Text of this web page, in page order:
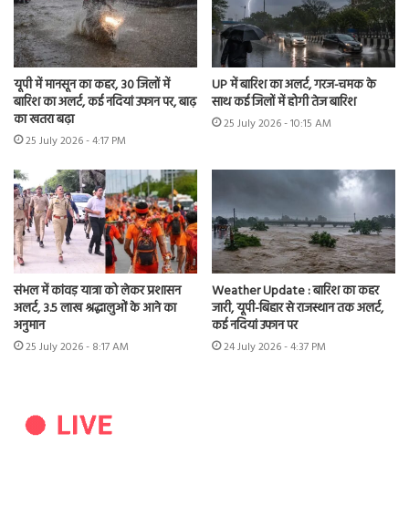
यूपी में मानसून का कहर, 30 जिलों में
बारिश का अलर्ट, कई नदियां उफान पर, बाढ़
का खतरा बढ़ा
25 July 2026 - 4:17 PM
UP में बारिश का अलर्ट, गरज-चमक के
साथ कई जिलों में होगी तेज बारिश
25 July 2026 - 10:15 AM
संभल में कांवड़ यात्रा को लेकर प्रशासन
अलर्ट, 3.5 लाख श्रद्धालुओं के आने का
अनुमान
25 July 2026 - 8:17 AM
Weather Update : बारिश का कहर
जारी, यूपी-बिहार से राजस्थान तक अलर्ट,
कई नदियां उफान पर
24 July 2026 - 4:37 PM